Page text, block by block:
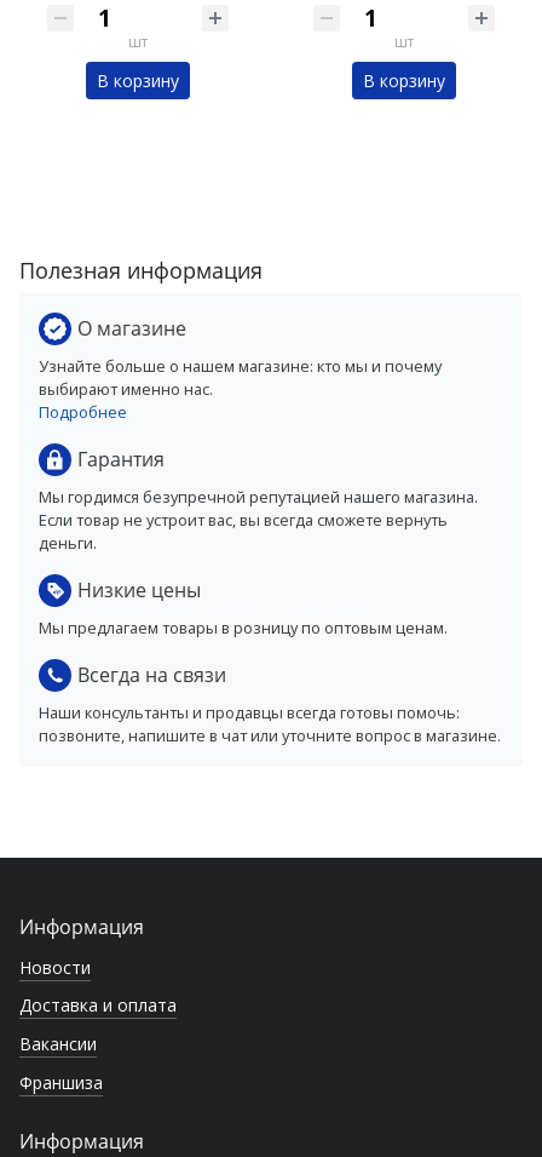
шт
В корзину
шт
В корзину
Полезная информация
О магазине
Узнайте больше о нашем магазине: кто мы и почему
выбирают именно нас.
Подробнее
Гарантия
Мы гордимся безупречной репутацией нашего магазина.
Если товар не устроит вас, вы всегда сможете вернуть
деньги.
Низкие цены
Мы предлагаем товары в розницу по оптовым ценам.
Всегда на связи
Наши консультанты и продавцы всегда готовы помочь:
позвоните, напишите в чат или уточните вопрос в магазине.
Информация
Новости
Доставка и оплата
Вакансии
Франшиза
Информация